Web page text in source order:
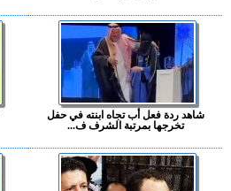
شاهد ردة فعل أب تجاه ابنته في حفل
تخرجها بمرتبة الشرف ف...